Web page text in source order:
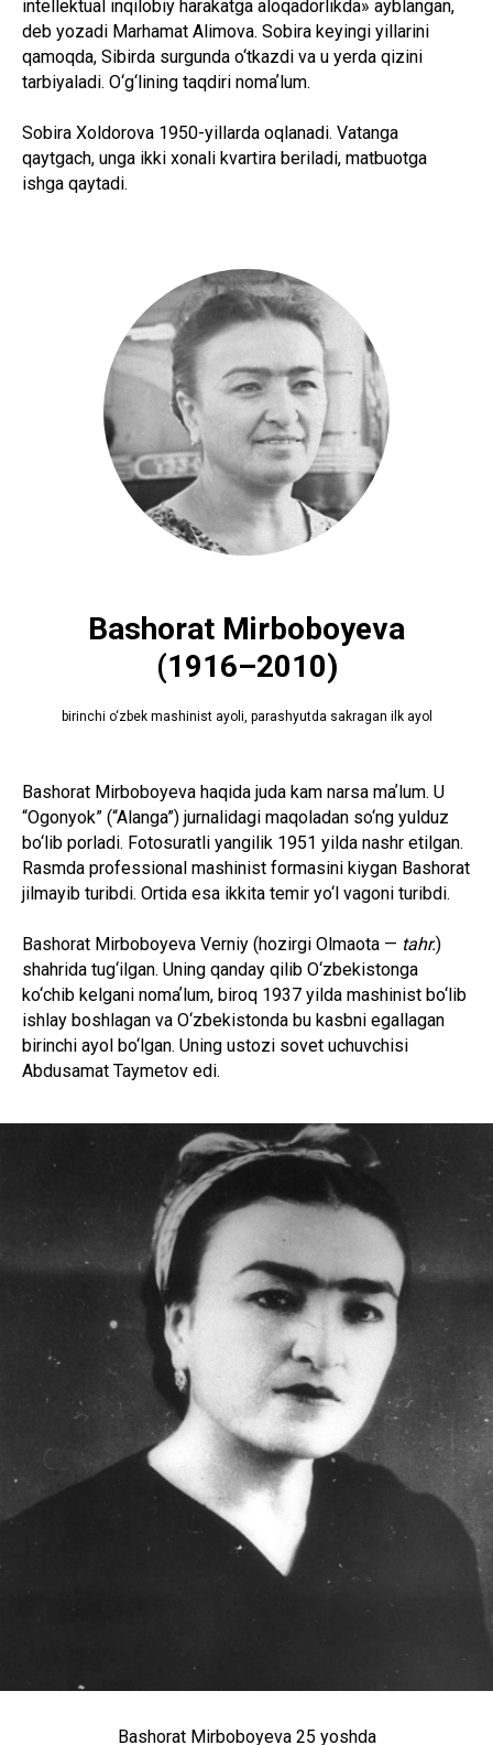
intellektual inqilobiy harakatga aloqadorlikda» ayblangan,
deb yozadi Marhamat Alimova. Sobira keyingi yillarini
qamoqda, Sibirda surgunda o‘tkazdi va u yerda qizini
tarbiyaladi. O‘g‘lining taqdiri nomaʼlum.
Sobira Xoldorova 1950-yillarda oqlanadi. Vatanga
qaytgach, unga ikki xonali kvartira beriladi, matbuotga
ishga qaytadi.
Bashorat Mirboboyeva
(1916–2010)
birinchi o‘zbek mashinist ayoli, parashyutda sakragan ilk ayol
Bashorat Mirboboyeva haqida juda kam narsa maʼlum. U
“Ogonyok” (“Alanga”) jurnalidagi maqoladan so‘ng yulduz
bo‘lib porladi. Fotosuratli yangilik 1951 yilda nashr etilgan.
Rasmda professional mashinist formasini kiygan Bashorat
jilmayib turibdi. Ortida esa ikkita temir yo‘l vagoni turibdi.
Bashorat Mirboboyeva Verniy (hozirgi Olmaota — tahr.)
shahrida tug‘ilgan. Uning qanday qilib O‘zbekistonga
ko‘chib kelgani nomaʼlum, biroq 1937 yilda mashinist bo‘lib
ishlay boshlagan va O‘zbekistonda bu kasbni egallagan
birinchi ayol bo‘lgan. Uning ustozi sovet uchuvchisi
Abdusamat Taymetov edi.
Bashorat Mirboboyeva 25 yoshda